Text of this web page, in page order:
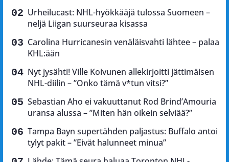
Urheilucast: NHL-hyökkääjä tulossa Suomeen –
neljä Liigan suurseuraa kisassa
Carolina Hurricanesin venäläisvahti lähtee – palaa
KHL:ään
Nyt jysähti! Ville Koivunen allekirjoitti jättimäisen
NHL-diilin – ”Onko tämä v*tun vitsi?”
Sebastian Aho ei vakuuttanut Rod Brind’Amouria
uransa alussa – ”Miten hän oikein selviää?”
Tampa Bayn supertähden paljastus: Buffalo antoi
tylyt pakit – ”Eivät halunneet minua”